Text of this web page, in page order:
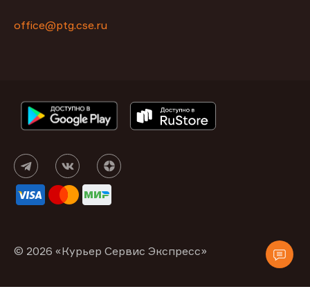
office@ptg.cse.ru
© 2026 «Курьер Сервис Экспресс»